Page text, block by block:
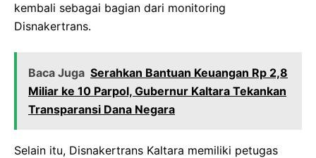
kembali sebagai bagian dari monitoring
Disnakertrans.
Baca Juga Serahkan Bantuan Keuangan Rp 2,8
Miliar ke 10 Parpol, Gubernur Kaltara Tekankan
Transparansi Dana Negara
Selain itu, Disnakertrans Kaltara memiliki petugas